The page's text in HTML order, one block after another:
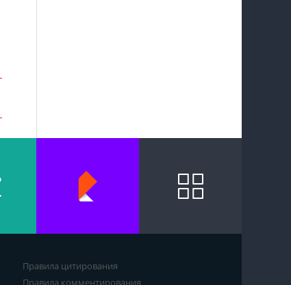
Правила цитирования
Правила комментирования